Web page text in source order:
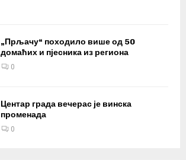
„Прљачу“ походило више од 50
домаћих и пјесника из региона
0
Центар града вечерас је винска
променада
0